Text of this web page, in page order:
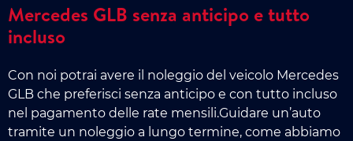
Mercedes GLB senza anticipo e tutto
incluso
Con noi potrai avere il noleggio del veicolo Mercedes
GLB che preferisci senza anticipo e con tutto incluso
nel pagamento delle rate mensili.Guidare un’auto
tramite un noleggio a lungo termine, come abbiamo